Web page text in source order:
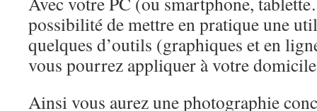
possibilité de mettre en pratique une
quelques d’outils (graphiques et en
vous pourrez appliquer à votre
Ainsi vous aurez une photographie